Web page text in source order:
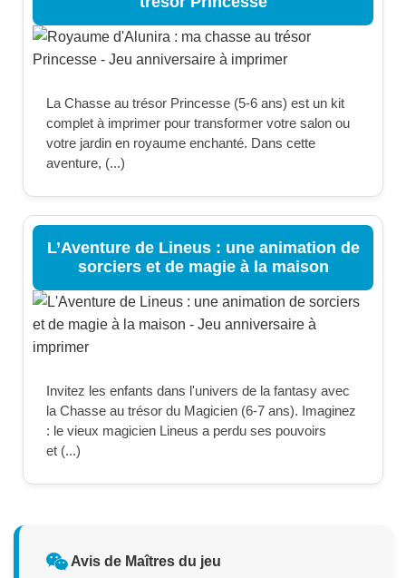
La Chasse au trésor Princesse (5-6 ans) est un kit
complet à imprimer pour transformer votre salon ou
votre jardin en royaume enchanté. Dans cette
aventure, (...)
L’Aventure de Lineus : une animation de
sorciers et de magie à la maison
Invitez les enfants dans l'univers de la fantasy avec
la Chasse au trésor du Magicien (6-7 ans). Imaginez
: le vieux magicien Lineus a perdu ses pouvoirs
et (...)
Avis de Maîtres du jeu